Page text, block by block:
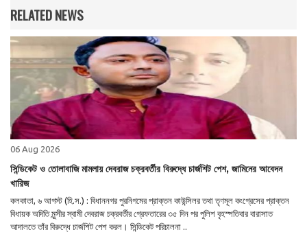
RELATED NEWS
06 Aug 2026
সিন্ডিকেট ও তোলাবাজি মামলায় দেবরাজ চক্রবর্তীর বিরুদ্ধে চার্জশিট পেশ, জামিনের আবেদন
খারিজ
কলকাতা, ৬ আগস্ট (হি.স.) : বিধাননগর পুরনিগমের প্রাক্তন কাউন্সিলর তথা তৃণমূল কংগ্রেসের প্রাক্তন
বিধায়ক অদিতি মুন্সীর স্বামী দেবরাজ চক্রবর্তীর গ্রেফতারের ৩৫ দিন পর পুলিশ বৃহস্পতিবার বারাসাত
আদালতে তাঁর বিরুদ্ধে চার্জশিট পেশ করল। সিন্ডিকেট পরিচালনা ..